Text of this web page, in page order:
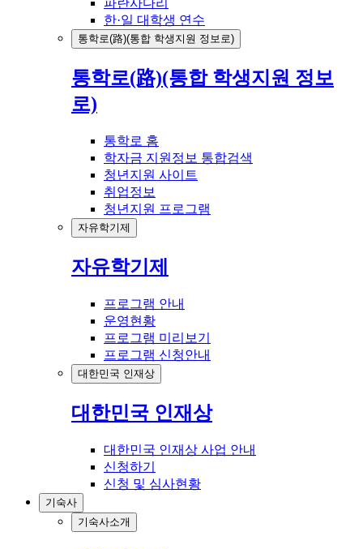
파란사다리
한·일 대학생 연수
통학로(路)(통합 학생지원 정보로)
통학로(路)(통합 학생지원 정보
로)
통학로 홈
학자금 지원정보 통합검색
청년지원 사이트
취업정보
청년지원 프로그램
자유학기제
자유학기제
프로그램 안내
운영현황
프로그램 미리보기
프로그램 신청안내
대한민국 인재상
대한민국 인재상
대한민국 인재상 사업 안내
신청하기
신청 및 심사현황
기숙사
기숙사소개